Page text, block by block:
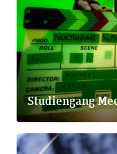
Studiengang